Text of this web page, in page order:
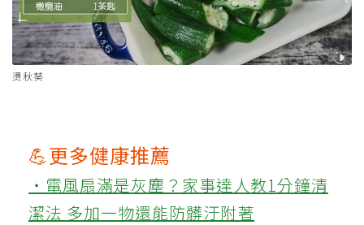
燙秋葵
💪更多健康推薦
‧電風扇滿是灰塵？家事達人教1分鐘清
潔法 多加一物還能防髒汙附著